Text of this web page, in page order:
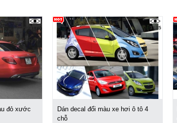
3175
đỏ xước
3175
Dán decal đổi màu xe hơi ô tô 4
chỗ